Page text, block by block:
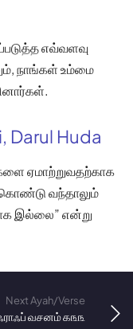
எவ்வளவு
நாங்கள் உம்மை
Darul Huda
ஏமாற்றுவதற்காக
வந்தாலும்
இல்லை” என்று
Next Ayah/Verse
வசனம் ௧௩௩